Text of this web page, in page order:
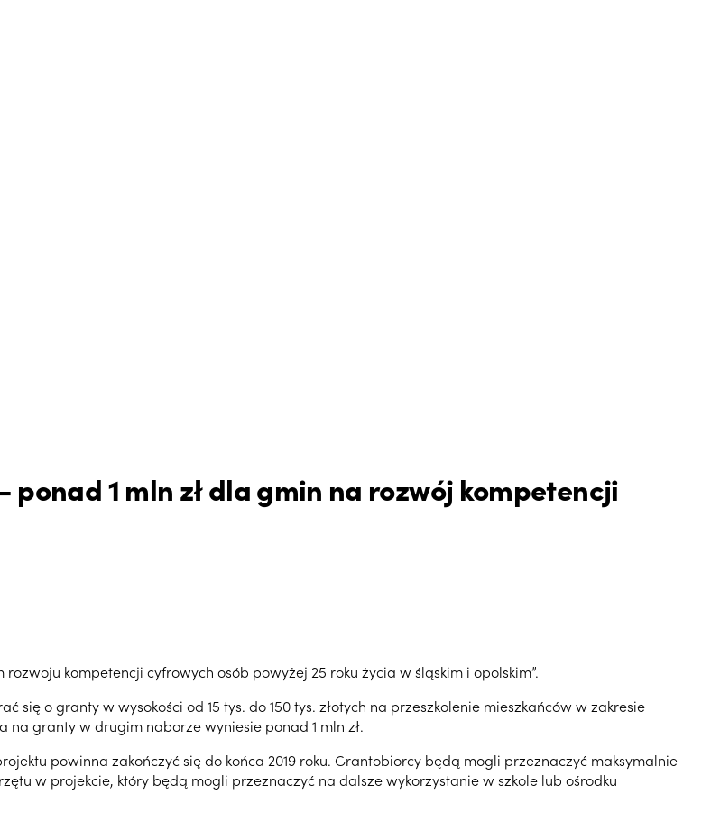
1 mln zł dla gmin na rozwój kompetencji
kompetencji cyfrowych osób powyżej 25 roku życia w śląskim i opolskim”.
o granty w wysokości od 15 tys. do 150 tys. złotych na przeszkolenie mieszkańców w zakresie
granty w drugim naborze wyniesie ponad 1 mln zł.
powinna zakończyć się do końca 2019 roku. Grantobiorcy będą mogli przeznaczyć maksymalnie
w projekcie, który będą mogli przeznaczyć na dalsze wykorzystanie w szkole lub ośrodku